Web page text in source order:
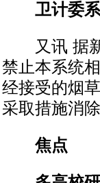
卫计委系
又讯 据新
禁止本系统
经接受的烟
采取措施消
焦点